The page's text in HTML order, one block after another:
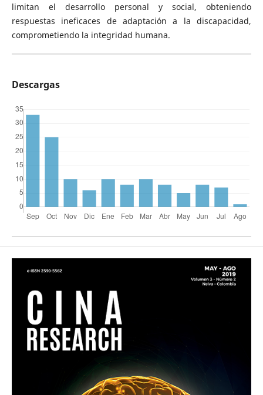
limitan el desarrollo personal y social, obteniendo
respuestas ineficaces de adaptación a la discapacidad,
comprometiendo la integridad humana.
Descargas